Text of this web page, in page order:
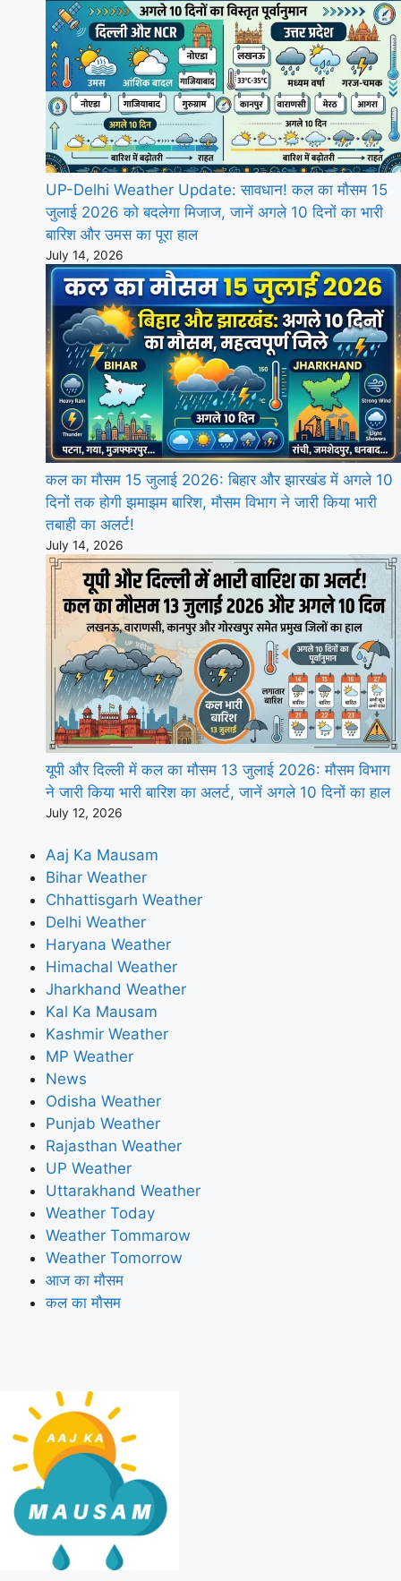
UP-Delhi Weather Update: सावधान! कल का मौसम 15
जुलाई 2026 को बदलेगा मिजाज, जानें अगले 10 दिनों का भारी
बारिश और उमस का पूरा हाल
July 14, 2026
कल का मौसम 15 जुलाई 2026: बिहार और झारखंड में अगले 10
दिनों तक होगी झमाझम बारिश, मौसम विभाग ने जारी किया भारी
तबाही का अलर्ट!
July 14, 2026
यूपी और दिल्ली में कल का मौसम 13 जुलाई 2026: मौसम विभाग
ने जारी किया भारी बारिश का अलर्ट, जानें अगले 10 दिनों का हाल
July 12, 2026
Aaj Ka Mausam
Bihar Weather
Chhattisgarh Weather
Delhi Weather
Haryana Weather
Himachal Weather
Jharkhand Weather
Kal Ka Mausam
Kashmir Weather
MP Weather
News
Odisha Weather
Punjab Weather
Rajasthan Weather
UP Weather
Uttarakhand Weather
Weather Today
Weather Tommarow
Weather Tomorrow
आज का मौसम
कल का मौसम